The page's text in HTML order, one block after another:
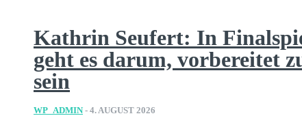
Kathrin Seufert: In
geht es darum, vorbereitet
sein
WP_ADMIN - 4. AUGUST 2026